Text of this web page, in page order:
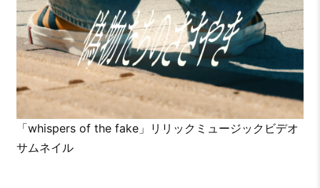
「whispers of the fake」リリックミュージックビデオ
サムネイル